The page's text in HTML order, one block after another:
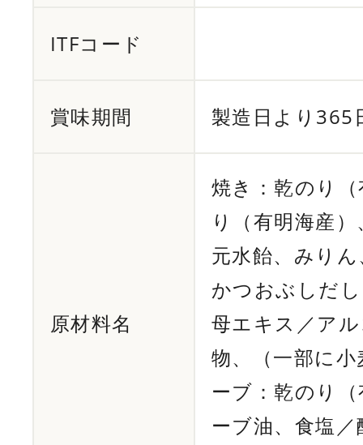
ITFコード
賞味期間 製造日より365
原材料名
焼き：乾のり
り（有明海産
元水飴、みり
かつおぶしだ
母エキス／ア
物、（一部に
ーブ：乾のり
ーブ油、食塩